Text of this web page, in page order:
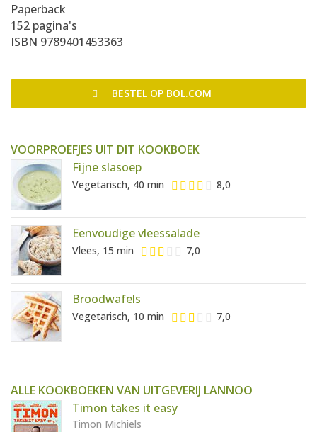
Paperback
152 pagina's
ISBN 9789401453363
BESTEL OP BOL.COM
VOORPROEFJES UIT DIT KOOKBOEK
Fijne slasoep
Vegetarisch, 40 min 8,0
Eenvoudige vleessalade
Vlees, 15 min 7,0
Broodwafels
Vegetarisch, 10 min 7,0
ALLE KOOKBOEKEN VAN UITGEVERIJ LANNOO
Timon takes it easy
Timon Michiels